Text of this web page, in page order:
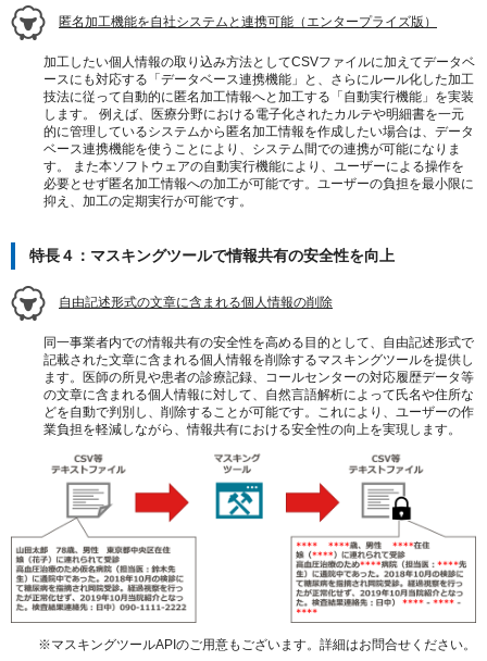
匿名加工機能を自社システムと連携可能（エンタープライズ版）
加工したい個人情報の取り込み方法としてCSVファイルに加えてデータベ
ースにも対応する「データベース連携機能」と、さらにルール化した加工
技法に従って自動的に匿名加工情報へと加工する「自動実行機能」を実装
します。 例えば、医療分野における電子化されたカルテや明細書を一元
的に管理しているシステムから匿名加工情報を作成したい場合は、データ
ベース連携機能を使うことにより、システム間での連携が可能になりま
す。 また本ソフトウェアの自動実行機能により、ユーザーによる操作を
必要とせず匿名加工情報への加工が可能です。ユーザーの負担を最小限に
抑え、加工の定期実行が可能です。
特長４：マスキングツールで情報共有の安全性を向上
自由記述形式の文章に含まれる個人情報の削除
同一事業者内での情報共有の安全性を高める目的として、自由記述形式で
記載された文章に含まれる個人情報を削除するマスキングツールを提供し
ます。医師の所見や患者の診療記録、コールセンターの対応履歴データ等
の文章に含まれる個人情報に対して、自然言語解析によって氏名や住所な
どを自動で判別し、削除することが可能です。これにより、ユーザーの作
業負担を軽減しながら、情報共有における安全性の向上を実現します。
※マスキングツールAPIのご用意もございます。詳細はお問合せください。